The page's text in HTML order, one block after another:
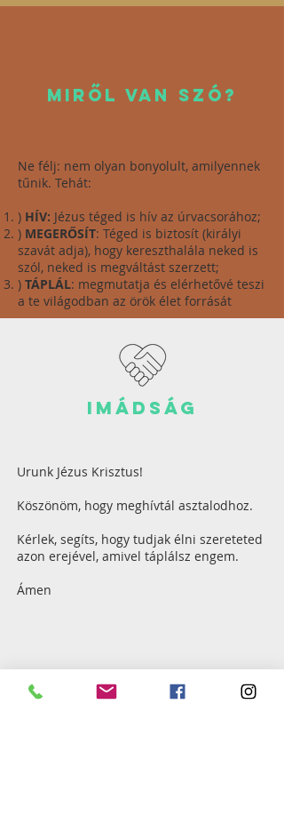
MIRŐL VAn szó?
Ne félj: nem olyan bonyolult, amilyennek
tűnik. Tehát:
) HÍV: Jézus téged is hív az úrvacsorához;
) MEGERŐSÍT: Téged is biztosít (királyi
szavát adja), hogy kereszthalála neked is
szól, neked is megváltást szerzett;
) TÁPLÁL: megmutatja és elérhetővé teszi
a te világodban az örök élet forrását
imádság
Urunk Jézus Krisztus!
Köszönöm, hogy meghívtál asztalodhoz.
Kérlek, segíts, hogy tudjak élni szereteted
azon erejével, amivel táplálsz engem.
Ámen